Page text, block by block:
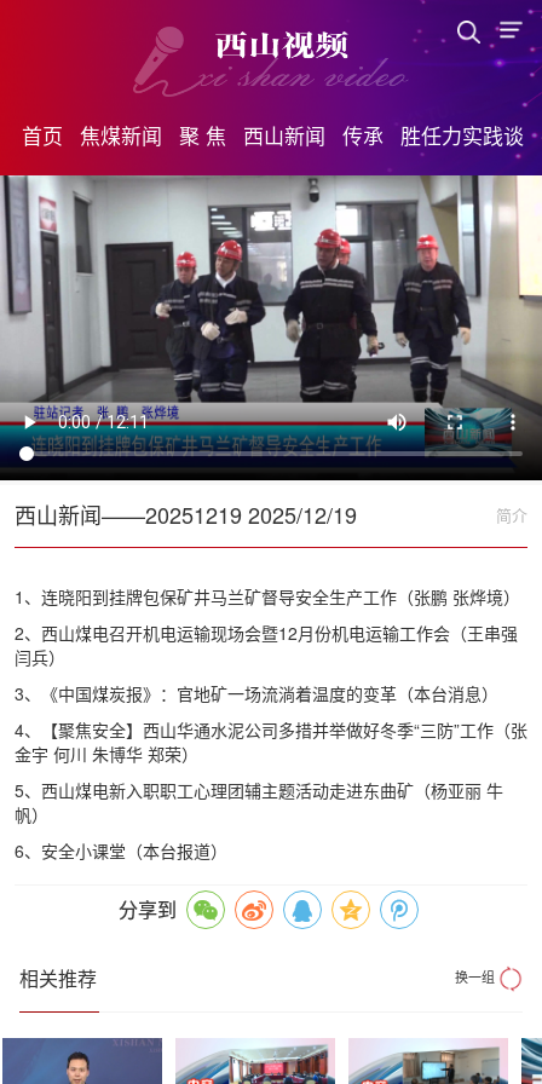
首页 焦煤新闻 聚 焦 西山新闻 传承 胜任力实践谈
西山新闻——20251219 2025/12/19 简介
分享到
1、连晓阳到挂牌包保矿井马兰矿督导安全生产工作（张鹏 张烨境）
2、西山煤电召开机电运输现场会暨12月份机电运输工作会（王串强
闫兵）
3、《中国煤炭报》：官地矿一场流淌着温度的变革（本台消息）
4、【聚焦安全】西山华通水泥公司多措并举做好冬季“三防”工作（张
金宇 何川 朱博华 郑荣）
5、西山煤电新入职职工心理团辅主题活动走进东曲矿（杨亚丽 牛
帆）
6、安全小课堂（本台报道）
相关推荐 换一组